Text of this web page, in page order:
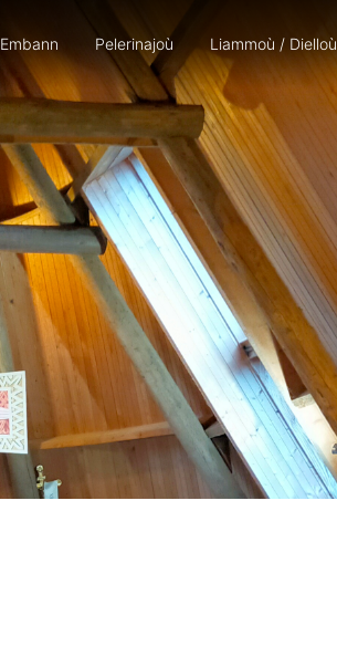
Embann Pelerinajoù Liammoù / Dielloù